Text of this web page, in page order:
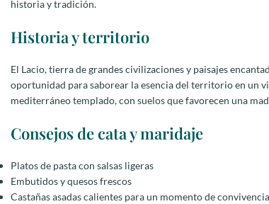
historia y tradición.
Historia y territorio
El Lacio, tierra de grandes civilizaciones y paisajes
oportunidad para saborear la esencia del territorio en un
mediterráneo templado, con suelos que favorecen una
Consejos de cata y maridaje
Platos de pasta con salsas ligeras
Embutidos y quesos frescos
Castañas asadas calientes para un momento de convivencia